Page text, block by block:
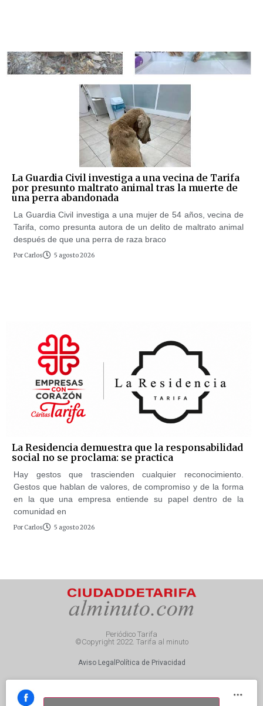
La Guardia Civil investiga a una vecina de Tarifa
por presunto maltrato animal tras la muerte de
una perra abandonada
La Guardia Civil investiga a una mujer de 54 años, vecina de
Tarifa, como presunta autora de un delito de maltrato animal
después de que una perra de raza braco
Por Carlos 5 agosto 2026
La Residencia demuestra que la responsabilidad
social no se proclama: se practica
Hay gestos que trascienden cualquier reconocimiento.
Gestos que hablan de valores, de compromiso y de la forma
en la que una empresa entiende su papel dentro de la
comunidad en
Por Carlos 5 agosto 2026
Periódico Tarifa
©Copyright 2022. Tarifa al minuto
Aviso Legal Política de Privacidad